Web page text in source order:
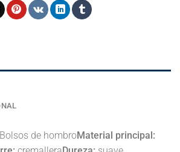
Bolsos de hombroMaterial principal: